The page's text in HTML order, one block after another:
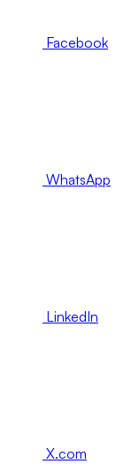
Facebook
WhatsApp
LinkedIn
X.com